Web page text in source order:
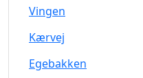
Vingen
Kærvej
Egebakken